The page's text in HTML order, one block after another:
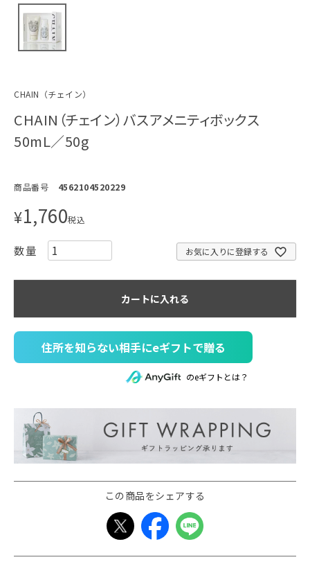
CHAIN（チェイン）
CHAIN（チェイン）バスアメニティボックス
50mL／50g
商品番号 4562104520229
¥1,760税込
お気に入りに登録する
カートに入れる
住所を知らない相手にeギフトで贈る
のeギフトとは？
この商品をシェアする